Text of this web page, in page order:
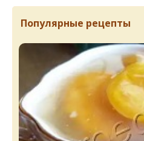
Популярные рецепты